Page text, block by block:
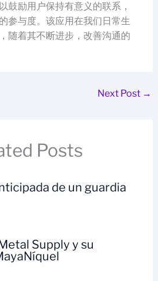
鼓励用户保持有意义的联系，
参与度。该应用在我们日常生
随着其不断进步，改善沟通的
Next Post →
Posts
de un guardia
Supply y su